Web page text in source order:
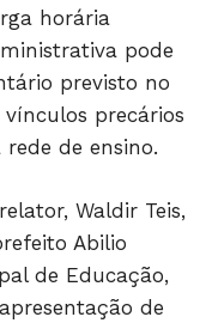
horária
pode
previsto no
precários
de ensino.
Waldir Teis,
Abilio
de Educação,
de